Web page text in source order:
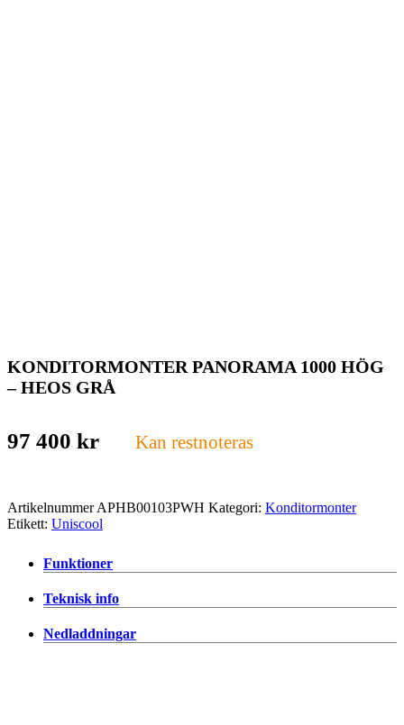
KONDITORMONTER PANORAMA 1000 HÖG
– HEOS GRÅ
97 400 kr Kan restnoteras
ArtikelnummerAPHB00103PWH Kategori: Konditormonter
Etikett: Uniscool
Funktioner
Teknisk info
Nedladdningar